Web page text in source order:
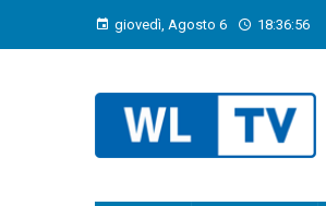
giovedì, Agosto 6 18:36:57